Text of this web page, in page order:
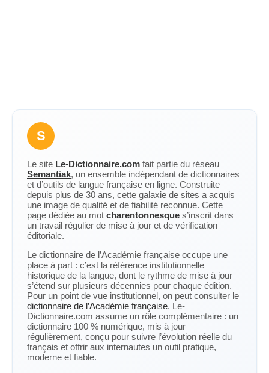
S
Le site Le-Dictionnaire.com fait partie du réseau
Semantiak, un ensemble indépendant de dictionnaires
et d’outils de langue française en ligne. Construite
depuis plus de 30 ans, cette galaxie de sites a acquis
une image de qualité et de fiabilité reconnue. Cette
page dédiée au mot charentonnesque s’inscrit dans
un travail régulier de mise à jour et de vérification
éditoriale.
Le dictionnaire de l’Académie française occupe une
place à part : c’est la référence institutionnelle
historique de la langue, dont le rythme de mise à jour
s’étend sur plusieurs décennies pour chaque édition.
Pour un point de vue institutionnel, on peut consulter le
dictionnaire de l’Académie française. Le-
Dictionnaire.com assume un rôle complémentaire : un
dictionnaire 100 % numérique, mis à jour
régulièrement, conçu pour suivre l’évolution réelle du
français et offrir aux internautes un outil pratique,
moderne et fiable.